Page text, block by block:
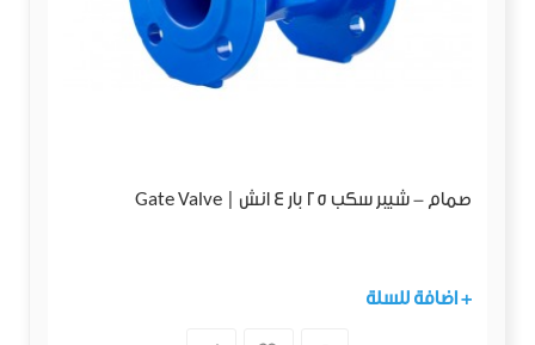
صمام - شيبر سكب 25 بار 4 انش | Gate Valve
+ اضافة للسلة